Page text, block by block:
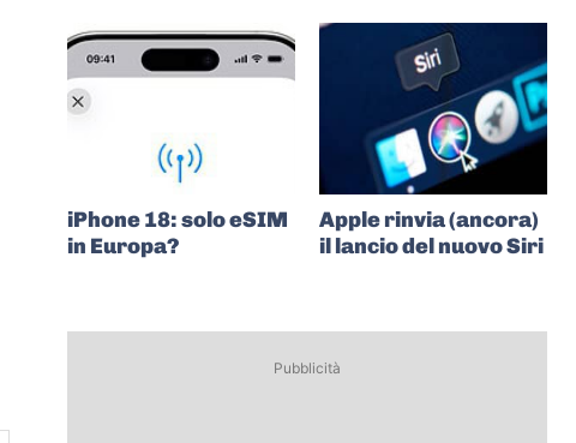
iPhone 18: solo eSIM
in Europa?
Apple rinvia (ancora)
il lancio del nuovo Siri
Pubblicità